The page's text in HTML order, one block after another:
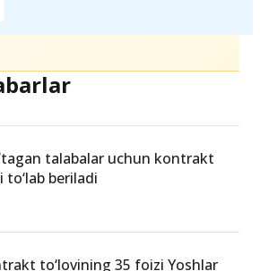
talabalar uchun kontrakt
beriladi
to‘lovining 35 foizi Yoshlar